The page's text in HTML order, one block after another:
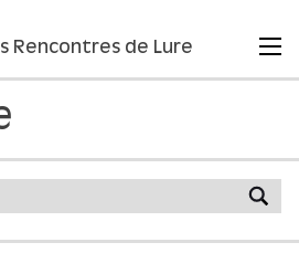
Rencontres de Lure